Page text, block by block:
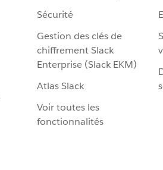
Sécurité
Gestion des clés de
chiffrement Slack
Enterprise (Slack EKM)
Atlas Slack
Voir toutes les
fonctionnalités